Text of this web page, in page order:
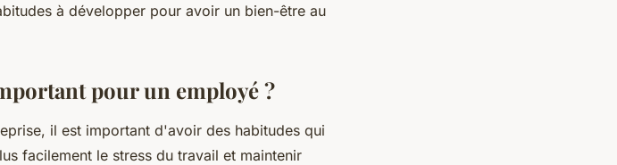
à développer pour avoir un bien-être au
pour un employé ?
il est important d'avoir des habitudes qui
facilement le stress du travail et maintenir